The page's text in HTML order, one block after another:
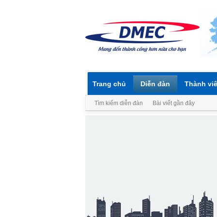
Trang chủ Diễn đàn
Tìm kiếm diễn đàn Bài viết gần đây
Thành